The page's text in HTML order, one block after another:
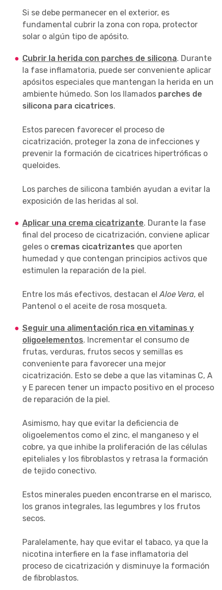
Si se debe permanecer en el exterior, es
fundamental cubrir la zona con ropa, protector
solar o algún tipo de apósito.
Cubrir la herida con parches de silicona. Durante
la fase inflamatoria, puede ser conveniente aplicar
apósitos especiales que mantengan la herida en un
ambiente húmedo. Son los llamados parches de
silicona para cicatrices.
Estos parecen favorecer el proceso de
cicatrización, proteger la zona de infecciones y
prevenir la formación de cicatrices hipertróficas o
queloides.
Los parches de silicona también ayudan a evitar la
exposición de las heridas al sol.
Aplicar una crema cicatrizante. Durante la fase
final del proceso de cicatrización, conviene aplicar
geles o cremas cicatrizantes que aporten
humedad y que contengan principios activos que
estimulen la reparación de la piel.
Entre los más efectivos, destacan el Aloe Vera, el
Pantenol o el aceite de rosa mosqueta.
Seguir una alimentación rica en vitaminas y
oligoelementos. Incrementar el consumo de
frutas, verduras, frutos secos y semillas es
conveniente para favorecer una mejor
cicatrización. Esto se debe a que las vitaminas C, A
y E parecen tener un impacto positivo en el proceso
de reparación de la piel.
Asimismo, hay que evitar la deficiencia de
oligoelementos como el zinc, el manganeso y el
cobre, ya que inhibe la proliferación de las células
epiteliales y los fibroblastos y retrasa la formación
de tejido conectivo.
Estos minerales pueden encontrarse en el marisco,
los granos integrales, las legumbres y los frutos
secos.
Paralelamente, hay que evitar el tabaco, ya que la
nicotina interfiere en la fase inflamatoria del
proceso de cicatrización y disminuye la formación
de fibroblastos.